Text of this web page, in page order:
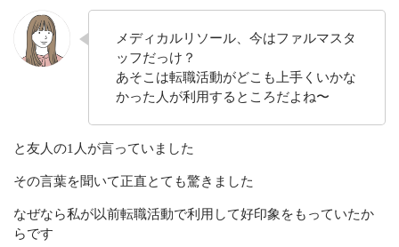
お電話での受付
お問い合わせフォームよりお願いいたします
メディカルリソール、今はファルマスタ
ッフだっけ？
あそこは転職活動がどこも上手くいかな
かった人が利用するところだよね〜
と友人の1人が言っていました
その言葉を聞いて正直とても驚きました
なぜなら私が以前転職活動で利用して好印象をもっていたか
らです